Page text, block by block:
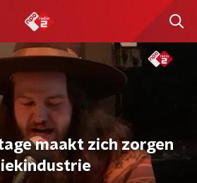
maakt zich zorgen